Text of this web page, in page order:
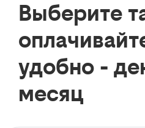
Выберите
удобно -
месяц